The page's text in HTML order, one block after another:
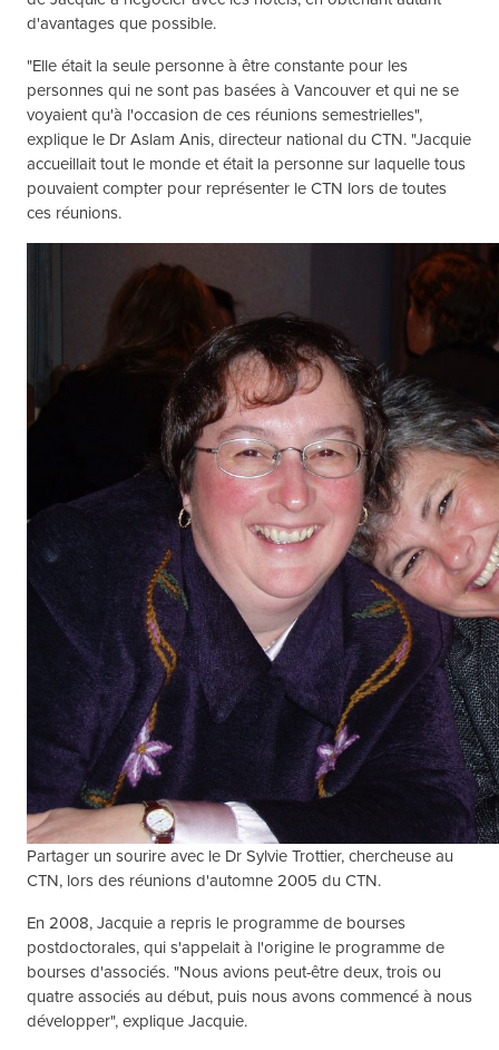
d'avantages que possible.
"Elle était la seule personne à être constante pour les
personnes qui ne sont pas basées à Vancouver et qui ne se
voyaient qu'à l'occasion de ces réunions semestrielles",
explique le Dr Aslam Anis, directeur national du CTN. "Jacquie
accueillait tout le monde et était la personne sur laquelle tous
pouvaient compter pour représenter le CTN lors de toutes
ces réunions.
Partager un sourire avec le Dr Sylvie Trottier, chercheuse au
CTN, lors des réunions d'automne 2005 du CTN.
En 2008, Jacquie a repris le programme de bourses
postdoctorales, qui s'appelait à l'origine le programme de
bourses d'associés. "Nous avions peut-être deux, trois ou
quatre associés au début, puis nous avons commencé à nous
développer", explique Jacquie.